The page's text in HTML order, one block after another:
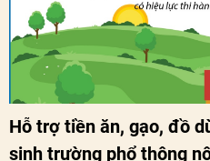
Hỗ trợ tiền ăn, gạo, đồ
sinh trường phổ thông